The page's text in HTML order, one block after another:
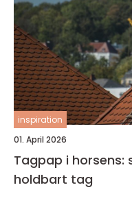
inspiration
01. April 2026
Tagpap i
holdbart tag